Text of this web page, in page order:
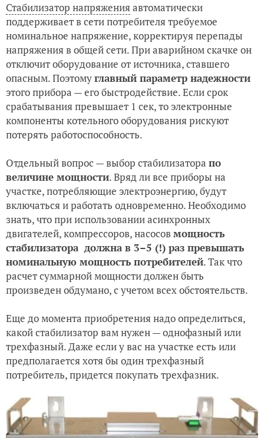
Стабилизатор напряженияавтоматически
поддерживает в сети потребителя требуемое
номинальное напряжение, корректируя перепады
напряжения в общей сети. При аварийном скачке он
отключит оборудование от источника, ставшего
опасным. Поэтомуглавный параметр надежности
этого прибора — его быстродействие. Если срок
срабатывания превышает 1 сек, то электронные
компоненты котельного оборудования рискуют
потерять работоспособность.
Отдельный вопрос — выбор стабилизатора по
величине мощности. Вряд ли все приборы на
участке, потребляющие электроэнергию, будут
включаться и работать одновременно. Необходимо
знать, что при использовании асинхронных
двигателей, компрессоров, насосовмощность
стабилизатора должна в 3–5 (!) раз превышать
номинальную мощность потребителей. Так что
расчет суммарной мощности должен быть
произведен обдумано, с учетом всех обстоятельств.
Еще до момента приобретения надо определиться,
какой стабилизатор вам нужен — однофазный или
трехфазный. Даже если у вас на участке есть или
предполагается хотя бы один трехфазный
потребитель, придется покупать трехфазник.